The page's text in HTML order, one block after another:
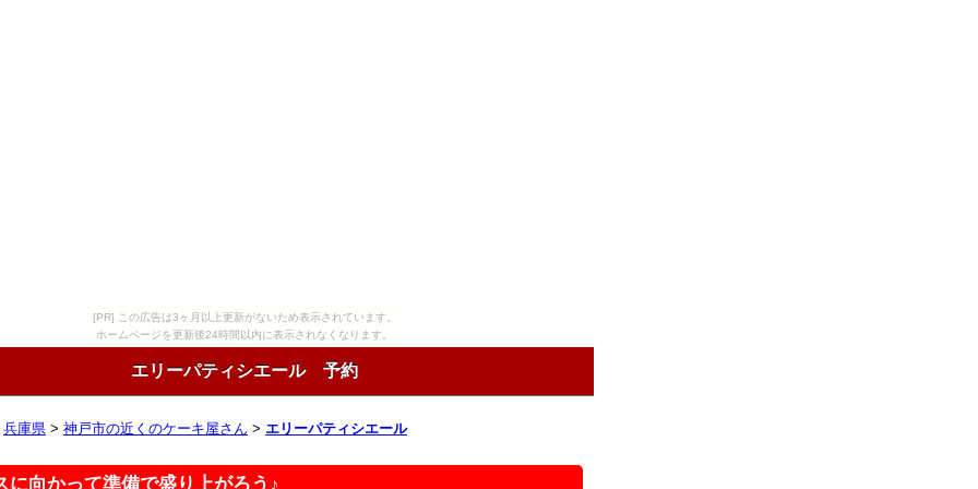
[PR] この広告は3ヶ月以上更新がないため表示されています。
ホームページを更新後24時間以内に表示されなくなります。
エリーパティシエール 予約
兵庫県 > 神戸市の近くのケーキ屋さん > エリーパティシエール
に向かって準備で盛り上がろう♪